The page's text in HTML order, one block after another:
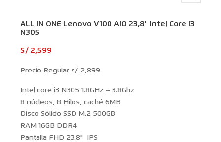
ALL IN ONE Lenovo V100 AIO 23,8" Intel Core I3
N305
S/ 2,599
Precio Regulars/ 2,899
Intel core i3 N305 1.8GHz – 3.8Ghz
8 núcleos, 8 Hilos, caché 6MB
Disco Sólido SSD M.2 500GB
RAM 16GB DDR4
Pantalla FHD 23.8" IPS